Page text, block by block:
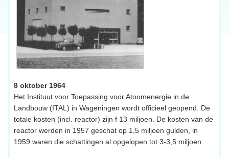
8 oktober 1964
Het Instituut voor Toepassing voor Atoomenergie in de
Landbouw (ITAL) in Wageningen wordt officieel geopend. De
totale kosten (incl. reactor) zijn f 13 miljoen. De kosten van de
reactor werden in 1957 geschat op 1,5 miljoen gulden, in
1959 waren die schattingen al opgelopen tot 3-3,5 miljoen.